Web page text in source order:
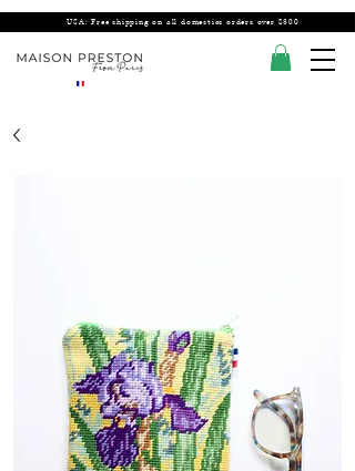
USA: Free shipping on all domestics orders over $300